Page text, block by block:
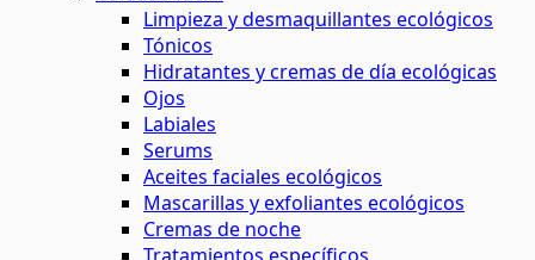
Limpieza y desmaquillantes ecológicos
Tónicos
Hidratantes y cremas de día ecológicas
Ojos
Labiales
Serums
Aceites faciales ecológicos
Mascarillas y exfoliantes ecológicos
Cremas de noche